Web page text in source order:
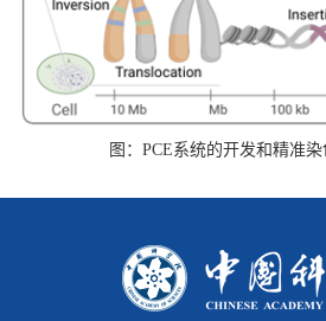
图：PCE系统的开发和精准